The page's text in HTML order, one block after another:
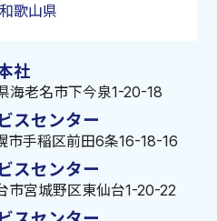
和歌山県
社
海老名市下今泉1-20-18
スセンター
市手稲区前田6条16-18-16
スセンター
市宮城野区東仙台1-20-22